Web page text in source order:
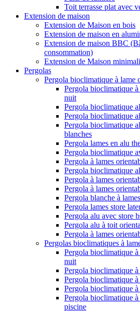
Toit terrasse plat avec
Extension de maison
Extension de Maison en bois
Extension de maison en
Extension de maison BBC
consommation)
Extension de Maison
Pergolas
Pergola bioclimatique à lame
Pergola bioclimatique
nuit
Pergola bioclimatique
Pergola bioclimatique
Pergola bioclimatique
blanches
Pergola lames en alu
Pergola bioclimatique
Pergola à lames
Pergola bioclimatique
Pergola à lames
Pergola à lames
Pergola blanche à
Pergola lames store
Pergola alu avec store
Pergola alu à toit
Pergola à lames
Pergolas bioclimatiques à
Pergola bioclimatique
nuit
Pergola bioclimatique
Pergola bioclimatique à
Pergola bioclimatique à
Pergola bioclimatique
piscine